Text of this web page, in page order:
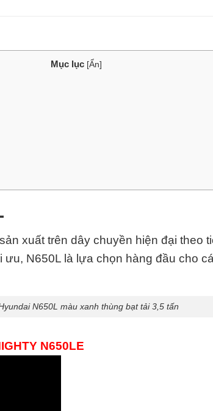
Mục lục [Ẩn]
xuất trên dây chuyền hiện đại theo
N650L là lựa chọn hàng đầu cho
N650L màu xanh thùng bạt tải 3,5 tấn
N650LE